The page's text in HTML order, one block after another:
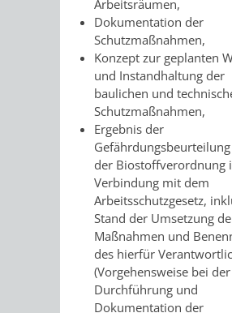
Arbeitsräumen,
Dokumentation der
Schutzmaßnahmen,
Konzept zur geplanten
und Instandhaltung der
baulichen und
Schutzmaßnahmen,
Ergebnis der
der Biostoffverordnung
Verbindung mit dem
Arbeitsschutzgesetz,
Stand der Umsetzung
Maßnahmen und
des hierfür
(Vorgehensweise bei der
Durchführung und
Dokumentation der